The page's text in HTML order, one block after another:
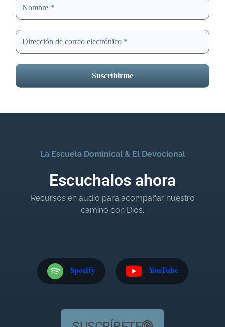
La Escuela Dominical & El Devocional
Escuchalos ahora
Recursos en audio para acompañar nuestro
camino con Dios.
Spotify YouTube